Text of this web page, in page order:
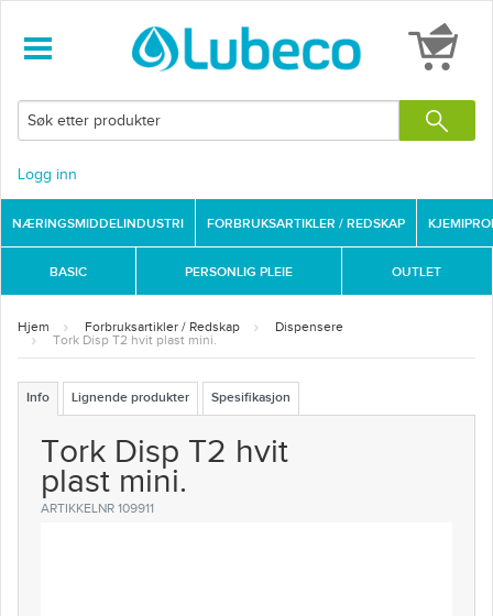
Logg inn
NÆRINGSMIDDELINDUSTRI FORBRUKSARTIKLER / REDSKAP
BASIC PERSONLIG PLEIE OUTLET
Hjem Forbruksartikler / Redskap
Dispensere
Tork Disp T2 hvit plast mini.
Info Lignende produkter Spesifikasjon
Tork Disp T2 hvit
plast mini.
ARTIKKELNR 109911